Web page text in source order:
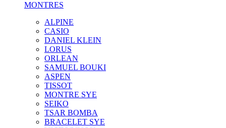
MONTRES
ALPINE
CASIO
DANIEL KLEIN
LORUS
ORLEAN
SAMUEL BOUKI
ASPEN
TISSOT
MONTRE SYE
SEIKO
TSAR BOMBA
BRACELET SYE